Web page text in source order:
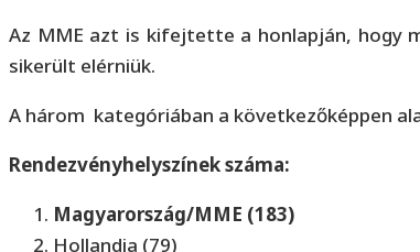
Az MME azt is kifejtette a honlapján, hogy
sikerült elérniük.
A három kategóriában a következőképpen
Rendezvényhelyszínek száma:
Magyarország/MME (183)
Hollandia (79)